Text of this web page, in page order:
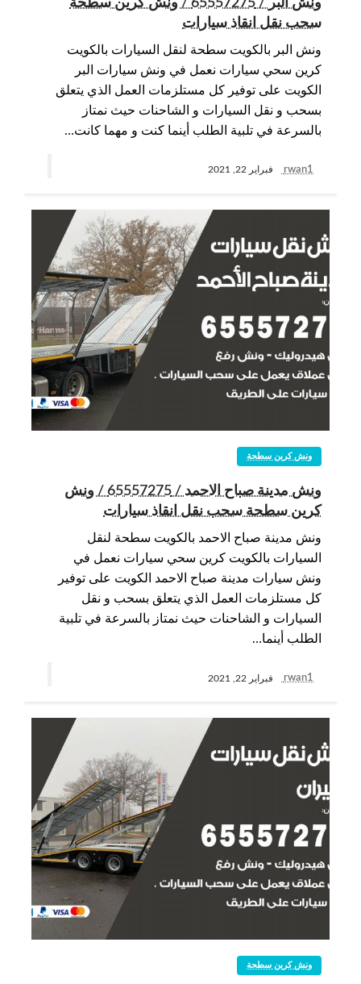
ونش البر / 65557275 / ونش كرين سطحة
سحب نقل انقاذ سيارات
ونش البر بالكويت سطحة لنقل السيارات بالكويت
كرين سحي سيارات نعمل في ونش سيارات البر
الكويت على توفير كل مستلزمات العمل الذي يتعلق
بسحب و نقل السيارات و الشاحنات حيث نمتاز
بالسرعة في تلبية الطلب أينما كنت و مهما كانت…
rwan1 فبراير 22, 2021
ونش كرين سطحة
ونش مدينة صباح الاحمد / 65557275 / ونش
كرين سطحة سحب نقل انقاذ سيارات
ونش مدينة صباح الاحمد بالكويت سطحة لنقل
السيارات بالكويت كرين سحي سيارات نعمل في
ونش سيارات مدينة صباح الاحمد الكويت على توفير
كل مستلزمات العمل الذي يتعلق بسحب و نقل
السيارات و الشاحنات حيث نمتاز بالسرعة في تلبية
الطلب أينما…
rwan1 فبراير 22, 2021
ونش كرين سطحة